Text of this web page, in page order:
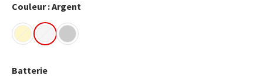
Couleur : Argent
Batterie